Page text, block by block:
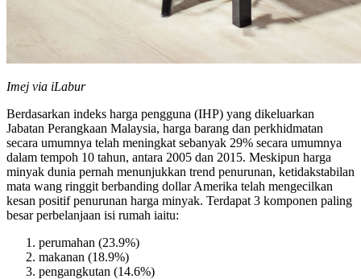
Imej via iLabur
Berdasarkan indeks harga pengguna (IHP) yang dikeluarkan
Jabatan Perangkaan Malaysia, harga barang dan perkhidmatan
secara umumnya telah meningkat sebanyak 29% secara umumnya
dalam tempoh 10 tahun, antara 2005 dan 2015. Meskipun harga
minyak dunia pernah menunjukkan trend penurunan, ketidakstabilan
mata wang ringgit berbanding dollar Amerika telah mengecilkan
kesan positif penurunan harga minyak. Terdapat 3 komponen paling
besar perbelanjaan isi rumah iaitu:
perumahan (23.9%)
makanan (18.9%)
pengangkutan (14.6%)